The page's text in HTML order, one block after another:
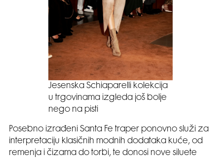
Jesenska Schiaparelli kolekcija
u trgovinama izgleda još bolje
nego na pisti
Posebno izrađeni Santa Fe traper ponovno služi za
interpretaciju klasičnih modnih dodataka kuće, od
remenja i čizama do torbi, te donosi nove siluete